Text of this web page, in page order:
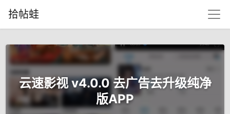
拾帖蛙
云速影视 v4.0.0 去广告去升级纯净
版APP